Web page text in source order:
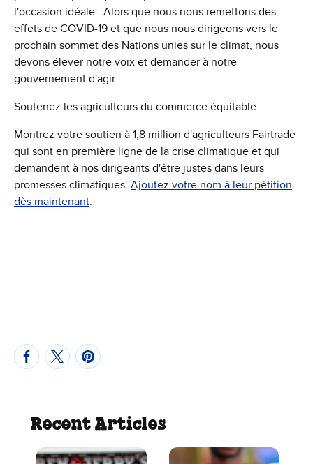
l'occasion idéale : Alors que nous nous remettons des
effets de COVID-19 et que nous nous dirigeons vers le
prochain sommet des Nations unies sur le climat, nous
devons élever notre voix et demander à notre
gouvernement d'agir.
Soutenez les agriculteurs du commerce équitable
Montrez votre soutien à 1,8 million d'agriculteurs Fairtrade
qui sont en première ligne de la crise climatique et qui
demandent à nos dirigeants d'être justes dans leurs
promesses climatiques. Ajoutez votre nom à leur pétition
dès maintenant.
Recent Articles